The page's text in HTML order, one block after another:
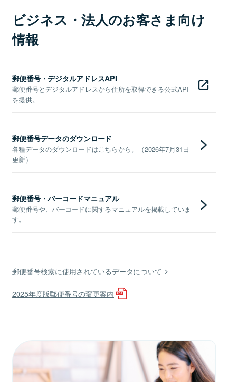
ビジネス・法人のお客さま向け
情報
郵便番号・デジタルアドレスAPI
郵便番号とデジタルアドレスから住所を取得できる公式API
を提供。
郵便番号データのダウンロード
各種データのダウンロードはこちらから。（2026年7月31日
更新）
郵便番号・バーコードマニュアル
郵便番号や、バーコードに関するマニュアルを掲載していま
す。
郵便番号検索に使用されているデータについて
2025年度版郵便番号の変更案内